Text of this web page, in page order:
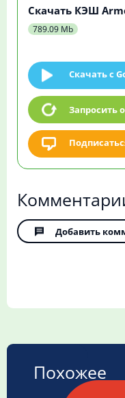
Скачать КЭШ
789.09 Mb
Скачать c
Запросить
Добавить
Похожее